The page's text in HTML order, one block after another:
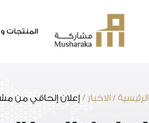
المنتجات
الرئيسية /الاخبار / إعلان إلحاقي من